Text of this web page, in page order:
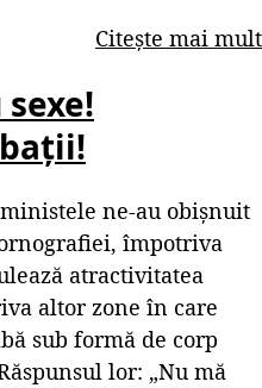
Citește mai mult
ne-au obișnuit
împotriva
atractivitatea
altor zone în care
sub formă de corp
lor: „Nu mă